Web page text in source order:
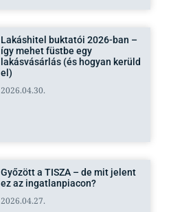
Lakáshitel buktatói 2026-ban –
így mehet füstbe egy
lakásvásárlás (és hogyan kerüld
el)
2026.04.30.
Győzött a TISZA – de mit jelent
ez az ingatlanpiacon?
2026.04.27.